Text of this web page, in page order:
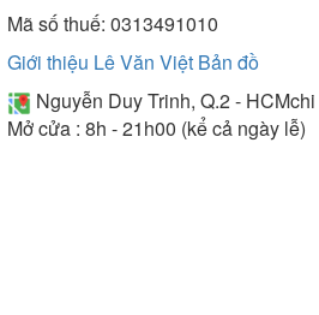
Mã số thuế: 0313491010
Giới thiệu Lê Văn Việt Bản đồ
Nguyễn Duy Trinh, Q.2 - HCMchi
Mở cửa : 8h - 21h00 (kể cả ngày lễ)